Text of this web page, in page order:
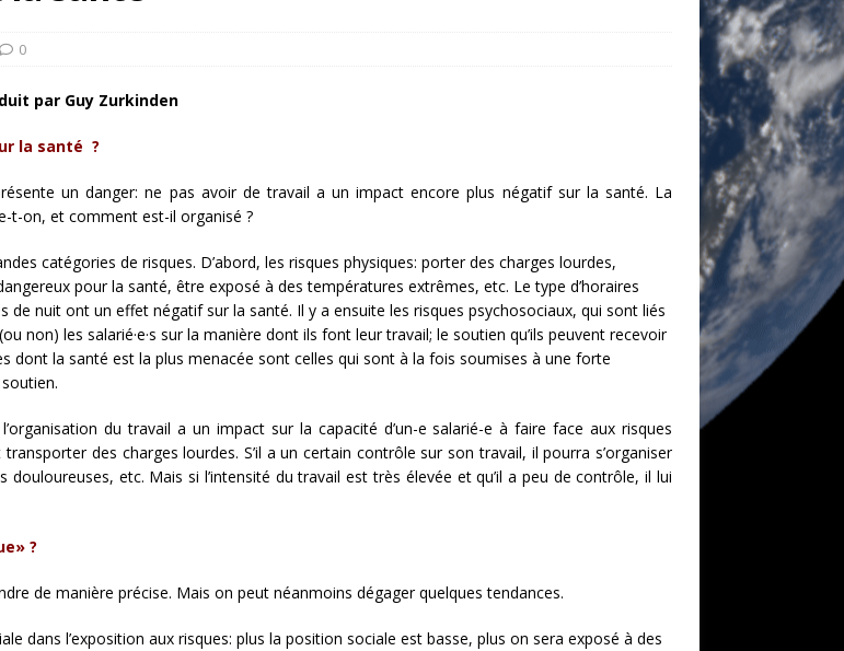
0
par Guy Zurkinden
la santé ?
un danger: ne pas avoir de travail a un impact encore plus négatif sur la santé. La
t-on, et comment est-il organisé ?
catégories de risques. D’abord, les risques physiques: porter des charges lourdes,
pour la santé, être exposé à des températures extrêmes, etc. Le type d’horaires
nuit ont un effet négatif sur la santé. Il y a ensuite les risques psychosociaux, qui sont liés
non) les salarié·e·s sur la manière dont ils font leur travail; le soutien qu’ils peuvent recevoir
dont la santé est la plus menacée sont celles qui sont à la fois soumises à une forte
du travail a un impact sur la capacité d’un-e salarié-e à faire face aux risques
des charges lourdes. S’il a un certain contrôle sur son travail, il pourra s’organiser
etc. Mais si l’intensité du travail est très élevée et qu’il a peu de contrôle, il lui
?
de manière précise. Mais on peut néanmoins dégager quelques tendances.
dans l’exposition aux risques: plus la position sociale est basse, plus on sera exposé à des